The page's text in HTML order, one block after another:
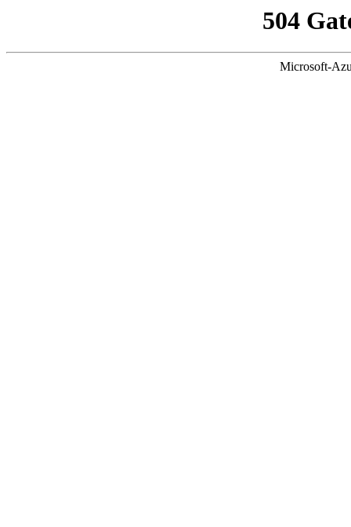
504
Microsoft-